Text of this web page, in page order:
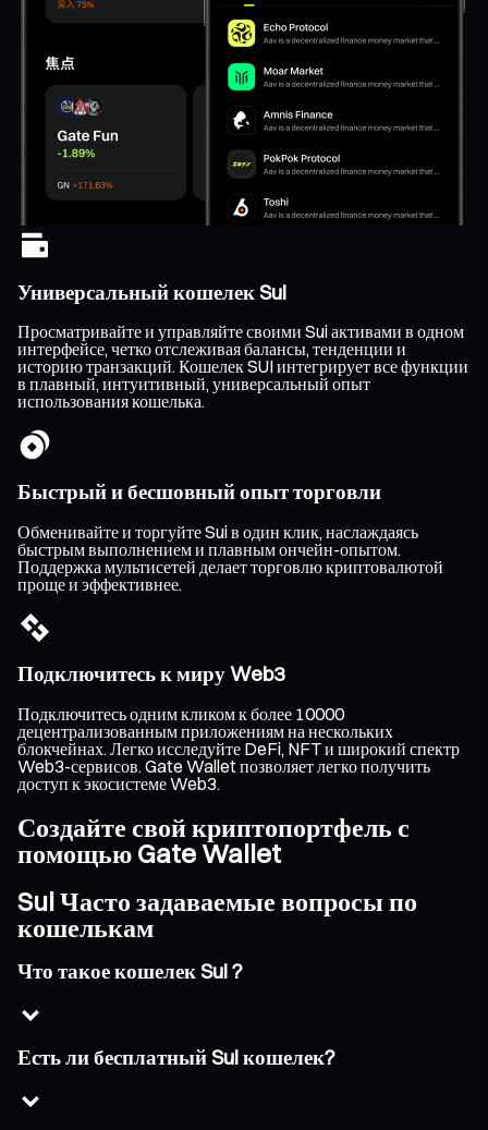
Универсальный кошелек Sui
Просматривайте и управляйте своими Sui активами в одном
интерфейсе, четко отслеживая балансы, тенденции и
историю транзакций. Кошелек SUI интегрирует все функции
в плавный, интуитивный, универсальный опыт
использования кошелька.
Быстрый и бесшовный опыт торговли
Обменивайте и торгуйте Sui в один клик, наслаждаясь
быстрым выполнением и плавным ончейн-опытом.
Поддержка мультисетей делает торговлю криптовалютой
проще и эффективнее.
Подключитесь к миру Web3
Подключитесь одним кликом к более 10000
децентрализованным приложениям на нескольких
блокчейнах. Легко исследуйте DeFi, NFT и широкий спектр
Web3-сервисов. Gate Wallet позволяет легко получить
доступ к экосистеме Web3.
Создайте свой криптопортфель с
помощью Gate Wallet
Sui Часто задаваемые вопросы по
кошелькам
Что такое кошелек Sui ?
Есть ли бесплатный Sui кошелек?